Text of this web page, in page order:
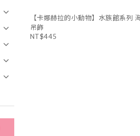
【卡娜赫拉的小動物】水族館系列
吊飾
NT$445